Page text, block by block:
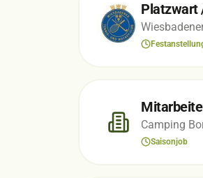
Platzwart
Camping
Saisonjob